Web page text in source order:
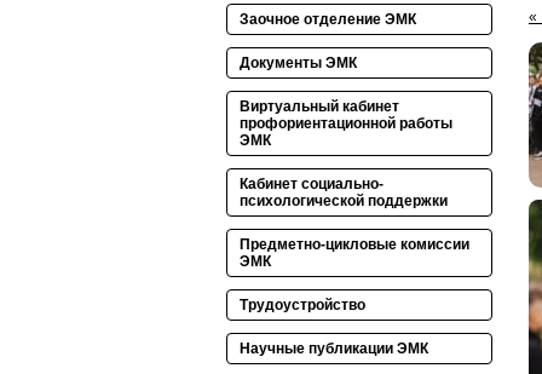
«
Заочное отделение ЭМК
Документы ЭМК
Виртуальный кабинет
профориентационной работы
ЭМК
Кабинет социально-
психологической поддержки
Предметно-цикловые комиссии
ЭМК
Трудоустройство
Научные публикации ЭМК